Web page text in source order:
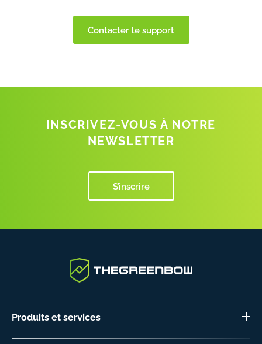
Contacter le support
INSCRIVEZ-VOUS À NOTRE
NEWSLETTER
S’inscrire
Produits et services